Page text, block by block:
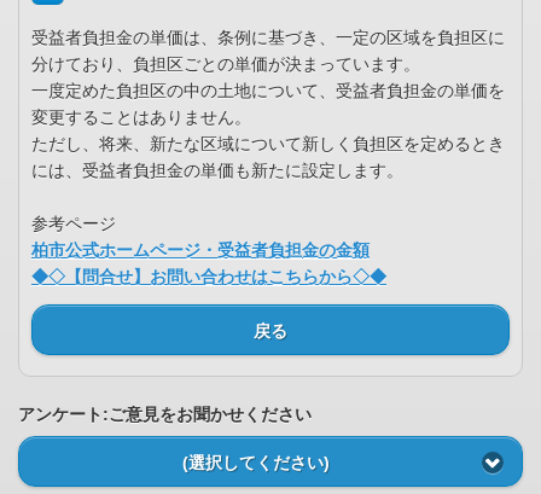
受益者負担金の単価は、条例に基づき、一定の区域を負担区に
分けており、負担区ごとの単価が決まっています。
一度定めた負担区の中の土地について、受益者負担金の単価を
変更することはありません。
ただし、将来、新たな区域について新しく負担区を定めるとき
には、受益者負担金の単価も新たに設定します。
参考ページ
柏市公式ホームページ・受益者負担金の金額
◆◇【問合せ】お問い合わせはこちらから◇◆
戻る
アンケート:ご意見をお聞かせください
(選択してください)